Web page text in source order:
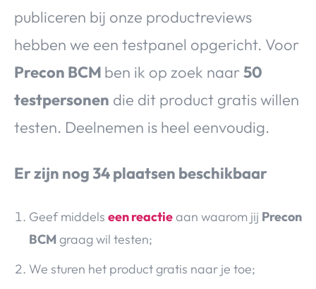
publiceren bij onze productreviews
hebben we een testpanel opgericht. Voor
Precon BCM ben ik op zoek naar50
testpersonen die dit product gratis willen
testen. Deelnemen is heel eenvoudig.
Er zijn nog 34 plaatsen beschikbaar
Geef middels een reactieaan waarom jij Precon
BCMgraag wil testen;
We sturen het product gratis naar je toe;